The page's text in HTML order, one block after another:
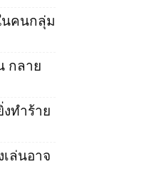
นคนกลุ่ม
กลาย
งทำร้าย
เล่นอาจ